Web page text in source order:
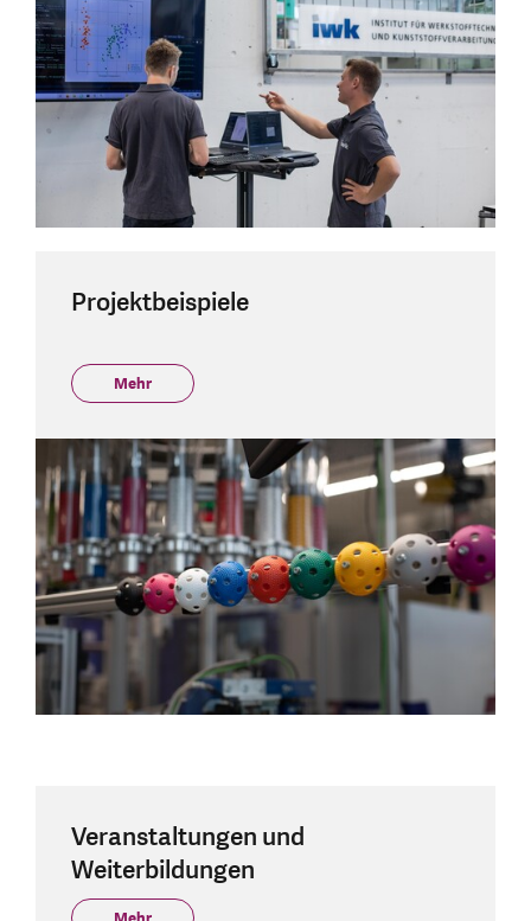
Projektbeispiele
Mehr
Veranstaltungen und
Weiterbildungen